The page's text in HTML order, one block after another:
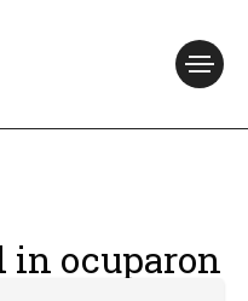
in ocuparon